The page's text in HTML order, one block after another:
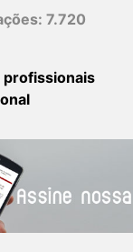
7.720
profissionais